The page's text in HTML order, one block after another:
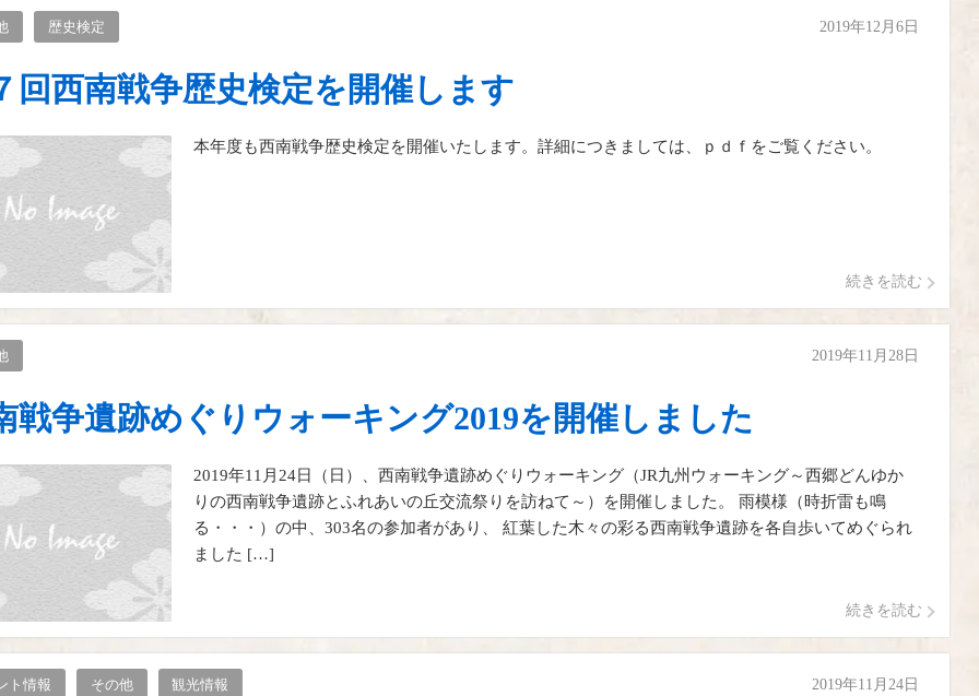
歴史検定 2019年12月6日
回西南戦争歴史検定を開催します
本年度も西南戦争歴史検定を開催いたします。詳細につきましては、ｐｄｆをご覧ください。
続きを読む
2019年11月28日
戦争遺跡めぐりウォーキング2019を開催しました
2019年11月24日（日）、西南戦争遺跡めぐりウォーキング（JR九州ウォーキング～西郷どんゆか
りの西南戦争遺跡とふれあいの丘交流祭りを訪ねて～）を開催しました。 雨模様（時折雷も鳴
る・・・）の中、303名の参加者があり、 紅葉した木々の彩る西南戦争遺跡を各自歩いてめぐられ
ました […]
続きを読む
ト情報 その他 観光情報 2019年11月24日